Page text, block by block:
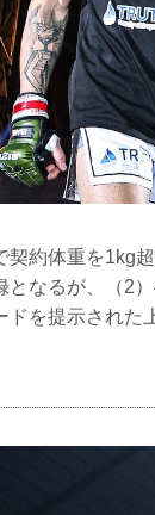
契約体重を1kg
となるが、（2
を提示された